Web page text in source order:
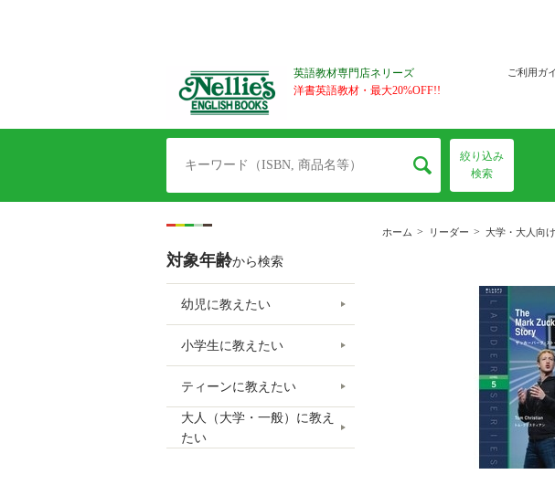
英語教材専門店ネリーズ
洋書英語教材・最大20%OFF!!
ご利用ガ
絞り込み
検索
ホーム > リーダー > 大学・大人向
対象年齢から検索
幼児に教えたい
小学生に教えたい
ティーンに教えたい
大人（大学・一般）に教え
たい